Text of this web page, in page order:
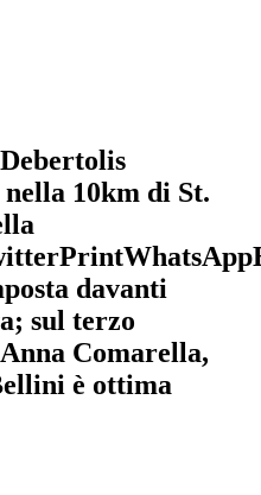
10km di St.
davanti
sul terzo
Comarella,
è ottima